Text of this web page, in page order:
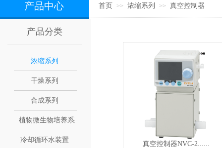
产品中心 首页 >> 浓缩系列 >> 真空控制器
产品分类
浓缩系列
干燥系列
合成系列
植物微生物培养系列
冷却循环水装置 真空控制器NVC-2......